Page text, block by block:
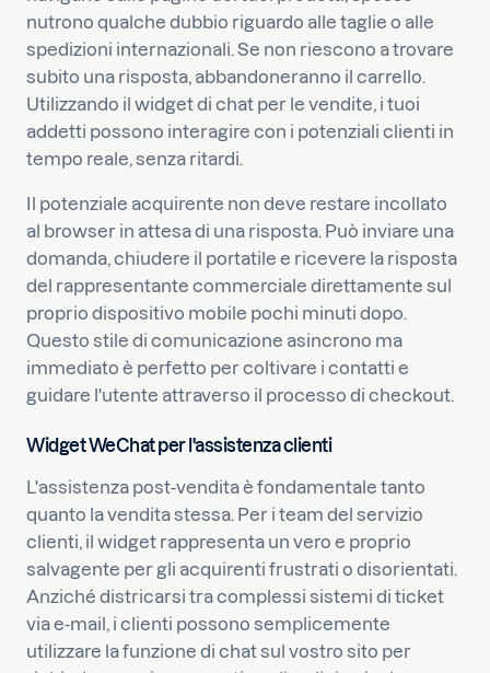
nutrono qualche dubbio riguardo alle taglie o alle
spedizioni internazionali. Se non riescono a trovare
subito una risposta, abbandoneranno il carrello.
Utilizzando il widget di chat per le vendite, i tuoi
addetti possono interagire con i potenziali clienti in
tempo reale, senza ritardi.
Il potenziale acquirente non deve restare incollato
al browser in attesa di una risposta. Può inviare una
domanda, chiudere il portatile e ricevere la risposta
del rappresentante commerciale direttamente sul
proprio dispositivo mobile pochi minuti dopo.
Questo stile di comunicazione asincrono ma
immediato è perfetto per coltivare i contatti e
guidare l'utente attraverso il processo di checkout.
Widget WeChat per l'assistenza clienti
L'assistenza post-vendita è fondamentale tanto
quanto la vendita stessa. Per i team del servizio
clienti, il widget rappresenta un vero e proprio
salvagente per gli acquirenti frustrati o disorientati.
Anziché districarsi tra complessi sistemi di ticket
via e-mail, i clienti possono semplicemente
utilizzare la funzione di chat sul vostro sito per